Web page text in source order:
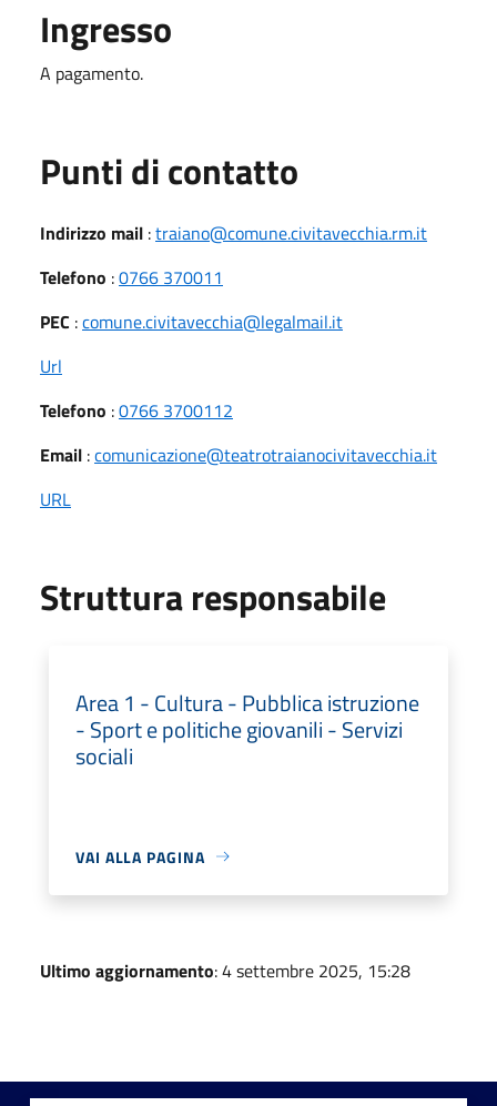
Ingresso
A pagamento.
Punti di contatto
Indirizzo mail :traiano@comune.civitavecchia.rm.it
Telefono :0766 370011
PEC :comune.civitavecchia@legalmail.it
Url
Telefono :0766 3700112
Email :comunicazione@teatrotraianocivitavecchia.it
URL
Struttura responsabile
Area 1 - Cultura - Pubblica istruzione
- Sport e politiche giovanili - Servizi
sociali
VAI ALLA PAGINA
Ultimo aggiornamento: 4 settembre 2025, 15:28